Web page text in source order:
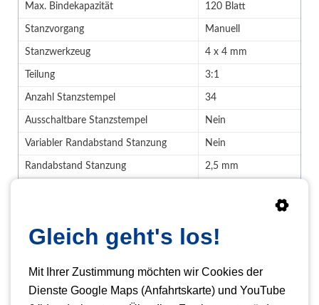
Max. Bindekapazität 120 Blatt
Stanzvorgang Manuell
Stanzwerkzeug 4 x 4 mm
Teilung 3:1
Anzahl Stanzstempel 34
Ausschaltbare Stanzstempel Nein
Variabler Randabstand Stanzung Nein
Randabstand Stanzung 2,5 mm
405 x 209 x 165
Maschinen-Verpackungsmaße L x B x
H
640 x 480 x 280
mm
Gleich geht's los!
Mit Ihrer Zustimmung möchten wir Cookies der
Dienste Google Maps (Anfahrtskarte) und YouTube